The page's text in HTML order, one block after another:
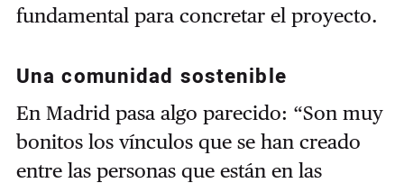
fundamental para concretar el proyecto.
Una comunidad sostenible
En Madrid pasa algo parecido: “Son muy
bonitos los vínculos que se han creado
entre las personas que están en las